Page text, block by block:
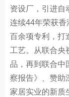
资设厂，引进自
连续44年荣获香
百余项专利，打
工艺。从联合央
品，再到联合中
察报告》、赞助
家居实业的新质